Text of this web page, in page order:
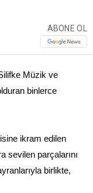
ABONE OL
Müzik ve
binlerce
ikram edilen
sevilen parçalarını
birlikte,